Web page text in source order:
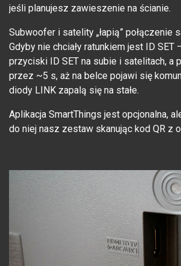
jeśli planujesz zawieszenie na ścianie.
Subwoofer i satelity „łapią” połączenie
Gdyby nie chciały ratunkiem jest ID
przyciski ID SET na subie i satelitach, a
przez ~5 s, aż na belce pojawi się
diody LINK zapalą się na stałe.
Aplikacja SmartThings jest opcjonalna,
do niej nasz zestaw skanując kod QR z